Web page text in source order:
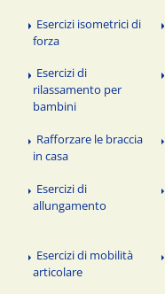
Esercizi isometrici di
forza
Esercizi di
rilassamento per
bambini
Rafforzare le braccia
in casa
Esercizi di
allungamento
Esercizi di mobilità
articolare